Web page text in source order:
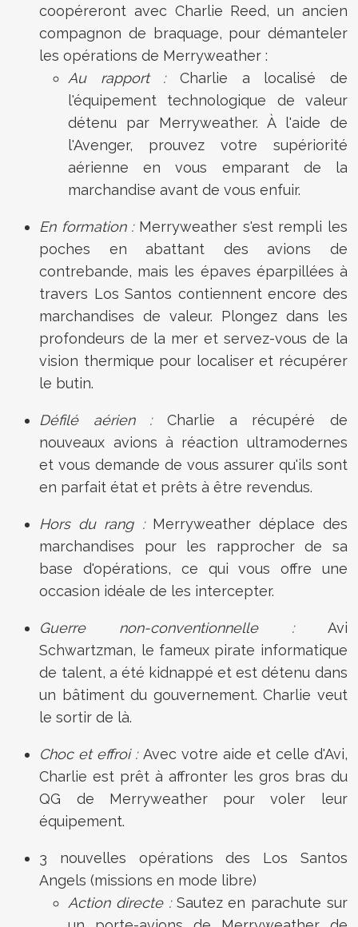
coopéreront avec Charlie Reed, un ancien
compagnon de braquage, pour démanteler
les opérations de Merryweather :
Au rapport : Charlie a localisé de
l'équipement technologique de valeur
détenu par Merryweather. À l'aide de
l'Avenger, prouvez votre supériorité
aérienne en vous emparant de la
marchandise avant de vous enfuir.
En formation : Merryweather s'est rempli les
poches en abattant des avions de
contrebande, mais les épaves éparpillées à
travers Los Santos contiennent encore des
marchandises de valeur. Plongez dans les
profondeurs de la mer et servez-vous de la
vision thermique pour localiser et récupérer
le butin.
Défilé aérien : Charlie a récupéré de
nouveaux avions à réaction ultramodernes
et vous demande de vous assurer qu'ils sont
en parfait état et prêts à être revendus.
Hors du rang : Merryweather déplace des
marchandises pour les rapprocher de sa
base d'opérations, ce qui vous offre une
occasion idéale de les intercepter.
Guerre non-conventionnelle : Avi
Schwartzman, le fameux pirate informatique
de talent, a été kidnappé et est détenu dans
un bâtiment du gouvernement. Charlie veut
le sortir de là.
Choc et effroi : Avec votre aide et celle d'Avi,
Charlie est prêt à affronter les gros bras du
QG de Merryweather pour voler leur
équipement.
3 nouvelles opérations des Los Santos
Angels (missions en mode libre)
Action directe : Sautez en parachute sur